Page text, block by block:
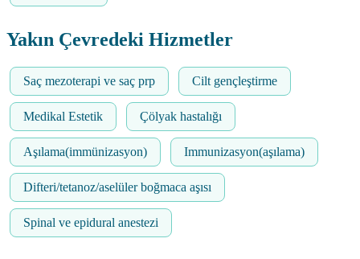
Yakın Çevredeki Hizmetler
Saç mezoterapi ve saç prp Cilt gençleştirme
Medikal Estetik Çölyak hastalığı
Aşılama(immünizasyon) Immunizasyon(aşılama)
Difteri/tetanoz/aselüler boğmaca aşısı
Spinal ve epidural anestezi